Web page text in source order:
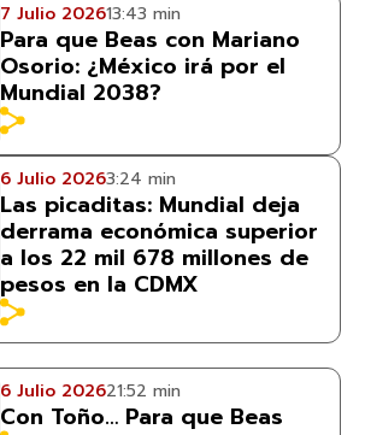
7 Julio 202613:43 min
Para que Beas con Mariano
Osorio: ¿México irá por el
Mundial 2038?
6 Julio 20263:24 min
Las picaditas: Mundial deja
derrama económica superior
a los 22 mil 678 millones de
pesos en la CDMX
6 Julio 202621:52 min
Con Toño… Para que Beas